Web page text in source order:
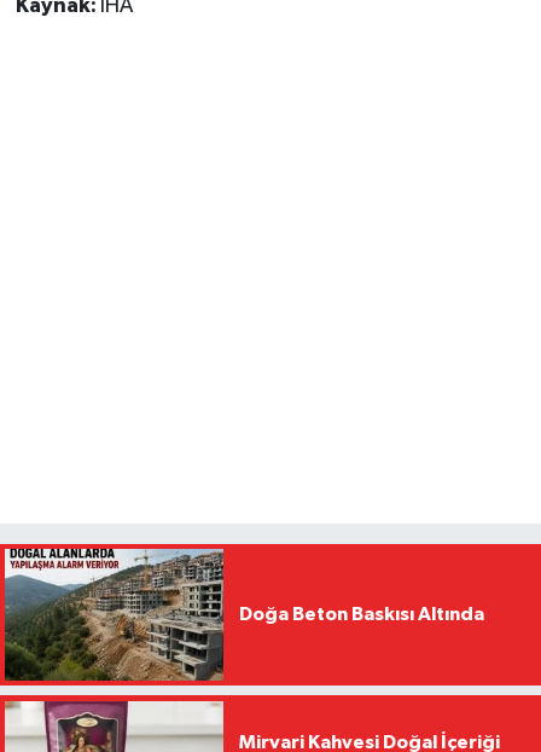
Kaynak: İHA
Doğa Beton Baskısı Altında
Mirvari Kahvesi Doğal İçeriği